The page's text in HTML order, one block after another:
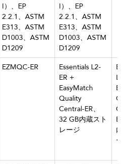
I）、EP
2.2.1、ASTM
E313、ASTM
D1003、ASTM
D1209
I）、EP
2.2.1、ASTM
E313、ASTM
D1003、ASTM
D1209
EZMQC-ER
Essentials L2-
ER +
EasyMatch
Quality
Central-ER、
32 GB内蔵スト
レージ
内
ー